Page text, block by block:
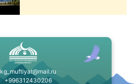
kg_muftiyat@mail.ru
+996312430206